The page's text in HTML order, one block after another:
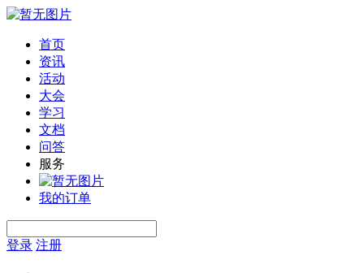
首页
资讯
活动
大会
学习
文档
问答
服务
我的订单
登录 注册